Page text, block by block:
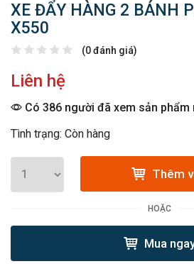
XE ĐẨY HÀNG 2 BÁNH
X550
(0 đánh giá)
Liên hệ
Có 386 người đã xem sản phẩm
Tình trạng: Còn hàng
Thêm
HOẶC
Mua